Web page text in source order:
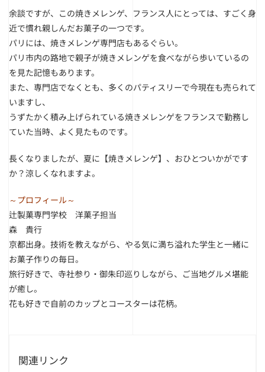
余談ですが、この焼きメレンゲ、フランス人にとっては、すごく身
近で慣れ親しんだお菓子の一つです。
パリには、焼きメレンゲ専門店もあるぐらい。
パリ市内の路地で親子が焼きメレンゲを食べながら歩いているの
を見た記憶もあります。
また、専門店でなくとも、多くのパティスリーで今現在も売られて
いますし、
うずたかく積み上げられている焼きメレンゲをフランスで勤務し
ていた当時、よく見たものです。
長くなりましたが、夏に【焼きメレンゲ】、おひとついかがです
か？涼しくなれますよ。
～プロフィール～
辻製菓専門学校 洋菓子担当
森 貴行
京都出身。技術を教えながら、やる気に満ち溢れた学生と一緒に
お菓子作りの毎日。
旅行好きで、寺社参り・御朱印巡りしながら、ご当地グルメ堪能
が癒し。
花も好きで自前のカップとコースターは花柄。
関連リンク